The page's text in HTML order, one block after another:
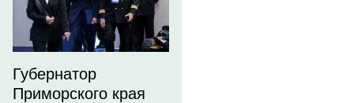
Губернатор
Приморского края